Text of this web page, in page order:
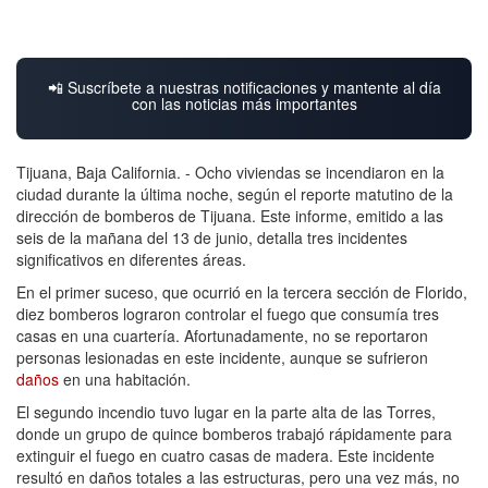
📲 Suscríbete a nuestras notificaciones y mantente al día
con las noticias más importantes
Tijuana, Baja California. - Ocho viviendas se incendiaron en la
ciudad durante la última noche, según el reporte matutino de la
dirección de bomberos de Tijuana. Este informe, emitido a las
seis de la mañana del 13 de junio, detalla tres incidentes
significativos en diferentes áreas.
En el primer suceso, que ocurrió en la tercera sección de Florido,
diez bomberos lograron controlar el fuego que consumía tres
casas en una cuartería. Afortunadamente, no se reportaron
personas lesionadas en este incidente, aunque se sufrieron
daños en una habitación.
El segundo incendio tuvo lugar en la parte alta de las Torres,
donde un grupo de quince bomberos trabajó rápidamente para
extinguir el fuego en cuatro casas de madera. Este incidente
resultó en daños totales a las estructuras, pero una vez más, no